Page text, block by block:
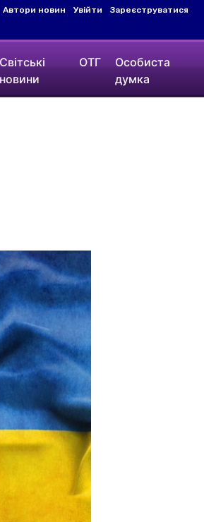
Автори новин Увійти Зареєструватися
Світські
новини
ОТГ
Особиста
думка